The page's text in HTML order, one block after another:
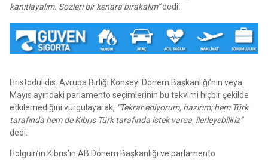
kanıtlayalım. Sözleri bir kenara bırakalım”dedi.
Hristodulidis. Avrupa Birliği Konseyi Dönem Başkanlığı’nın veya
Mayıs ayındaki parlamento seçimlerinin bu takvimi hiçbir şekilde
etkilemediğini vurgulayarak, “Tekrar ediyorum, hazırım; hem Türk
tarafında hem de Kıbrıs Türk tarafında istek varsa, ilerleyebiliriz”
dedi.
Holguin’in Kıbrıs’ın AB Dönem Başkanlığı ve parlamento